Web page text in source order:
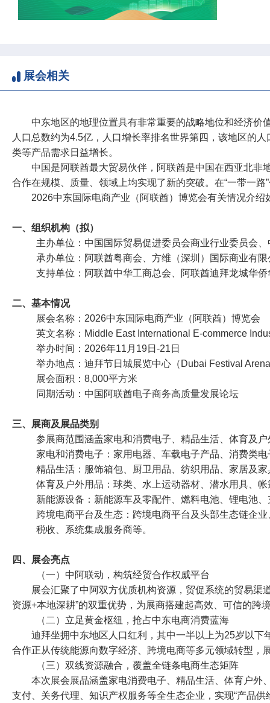
展会相关
中东地区的地理位置具有非常重要的战略地位和经济
人口总数约为4.5亿，人口增长率排名世界第四，该地区的
类等产品需求日益增长。
中国是阿联酋最大贸易伙伴，阿联酋是中国在西亚北
合作在规模、质量、领域上均实现了新的突破。在“一带一
2026中东国际电商产业（阿联酋）博览会有关情况介绍
一、组织机构（拟）
主办单位：中国国际贸易促进委员会商业行业委员会
承办单位：阿联酋粤商会、方维（深圳）国际商业有限
支持单位：阿联酋中华工商总会、阿联酋迪拜龙城华
二、基本情况
展会名称：2026中东国际电商产业（阿联酋）博览会
英文名称：Middle East International E-commerce
举办时间：2026年11月19日-21日
举办地点：迪拜节日城展览中心（Dubai Festival
展会面积：8,000平方米
同期活动：中国阿联酋电子商务高质量发展论坛
三、展商及展品类别
参展商范围涵盖家电和消费电子、精品生活、体育及
家电和消费电子：家用电器、车载电子产品、消费类
精品生活：服饰箱包、厨卫用品、纺织用品、家居及
体育及户外用品：球类、水上运动器材、潜水用具、
新能源设备：新能源车及零配件、燃料电池、锂电池
跨境电商平台及生态：跨境电商平台及头部生态链企
税收、系统集成服务商等。
四、展会亮点
（一）中阿联动，构筑经贸合作权威平台
展会汇聚了中阿双方优质机构资源，贸促系统的贸易
资源+本地深耕”的双重优势，为展商搭建起高效、可信的跨
（二）立足黄金枢纽，抢占中东电商消费蓝海
迪拜坐拥中东地区人口红利，其中一半以上为25岁以
合作正从传统能源向数字经济、跨境电商等多元领域转型
（三）双线资源融合，覆盖全链条电商生态矩阵
本次展会展品涵盖家电消费电子、精品生活、体育户外
支付、关务代理、知识产权服务等全生态企业，实现“产品